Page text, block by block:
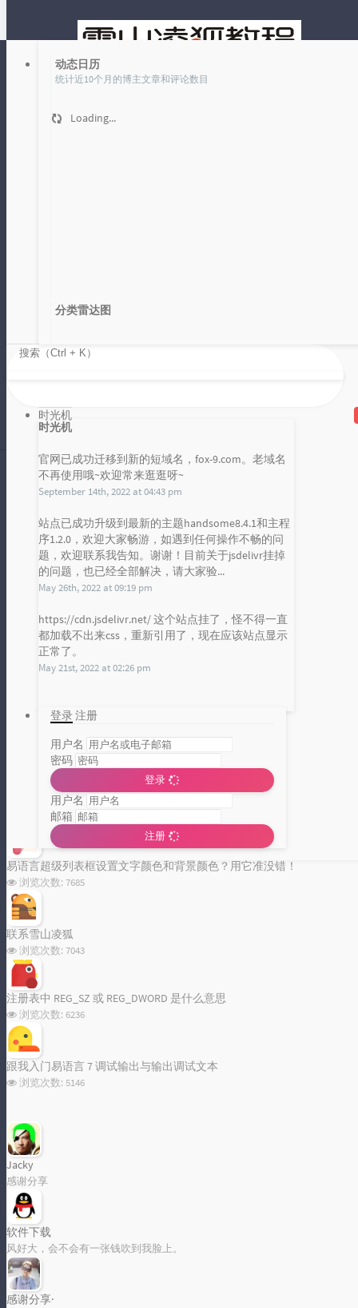
动态日历
统计近10个月的博主文章和评论数目
Loading...
分类雷达图
Loading...
发布统计图
Loading...
Loading...
时光机
时光机
官网已成功迁移到新的短域名，fox-9.com。老域名
不再使用哦~欢迎常来逛逛呀~
September 14th, 2022 at 04:43 pm
站点已成功升级到最新的主题handsome8.4.1和主程
序1.2.0，欢迎大家畅游，如遇到任何操作不畅的问
题，欢迎联系我告知。谢谢！目前关于jsdelivr挂掉
的问题，也已经全部解决，请大家验...
May 26th, 2022 at 09:19 pm
https://cdn.jsdelivr.net/ 这个站点挂了，怪不得一直
都加载不出来css，重新引用了，现在应该站点显示
正常了。
May 21st, 2022 at 02:26 pm
登录注册
用户名
密码
登录
用户名
邮箱
注册
千呼万唤之中，我们的吴涛吴总终于
在临近八一的时候发布了火山软件开
2017 年 07 月 31 日
暂无评论
热门文章
百度批量链接提交工具发布，从此站长主动提交链接给百度不是难题
浏览次数:62788
易语言超级列表框设置文字颜色和背景颜色？用它准没错！
浏览次数: 7685
联系雪山凌狐
浏览次数: 7043
注册表中 REG_SZ 或 REG_DWORD 是什么意思
浏览次数: 6236
跟我入门易语言 7 调试输出与输出调试文本
浏览次数: 5146
Jacky
感谢分享
软件下载
风好大，会不会有一张钱吹到我脸上。
感谢分享·